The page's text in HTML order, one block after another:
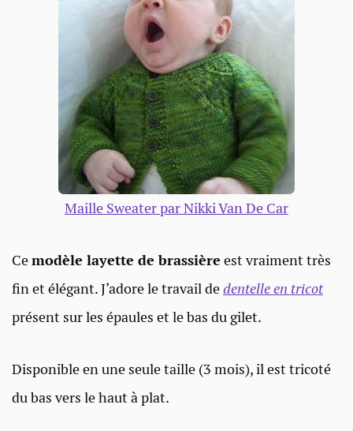
Maille Sweater par Nikki Van De Car
Cemodèle layette de brassière est vraiment très
fin et élégant. J’adore le travail dedentelle en tricot
présent sur les épaules et le bas du gilet.
Disponible en une seule taille (3 mois), il est tricoté
du bas vers le haut à plat.